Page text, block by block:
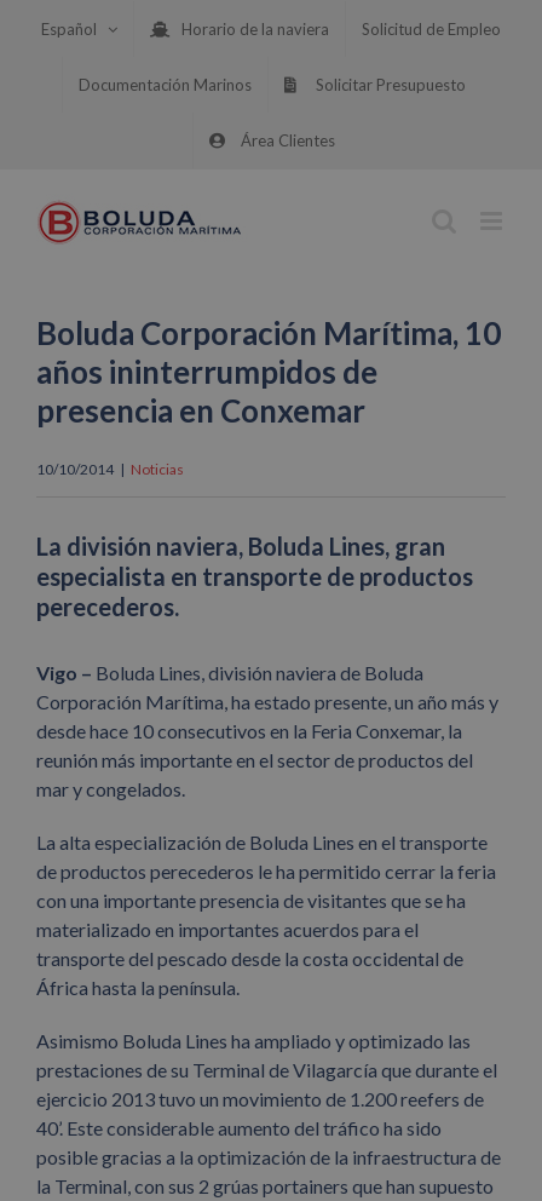
Español Horario de la naviera Solicitud de Empleo
Documentación Marinos Solicitar Presupuesto
Área Clientes
Boluda Corporación Marítima, 10
años ininterrumpidos de
presencia en Conxemar
10/10/2014 | Noticias
La división naviera, Boluda Lines, gran
especialista en transporte de productos
perecederos.
Vigo – Boluda Lines, división naviera de Boluda
Corporación Marítima, ha estado presente, un año más y
desde hace 10 consecutivos en la Feria Conxemar, la
reunión más importante en el sector de productos del
mar y congelados.
La alta especialización de Boluda Lines en el transporte
de productos perecederos le ha permitido cerrar la feria
con una importante presencia de visitantes que se ha
materializado en importantes acuerdos para el
transporte del pescado desde la costa occidental de
África hasta la península.
Asimismo Boluda Lines ha ampliado y optimizado las
prestaciones de su Terminal de Vilagarcía que durante el
ejercicio 2013 tuvo un movimiento de 1.200 reefers de
40’. Este considerable aumento del tráfico ha sido
posible gracias a la optimización de la infraestructura de
la Terminal, con sus 2 grúas portainers que han supuesto